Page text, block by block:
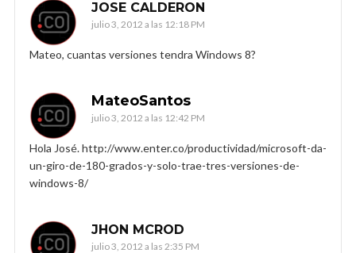
JOSE CALDERON
julio 3, 2012 a las 12:18 PM
Mateo, cuantas versiones tendra Windows 8?
MateoSantos
julio 3, 2012 a las 12:42 PM
Hola José. http://www.enter.co/productividad/microsoft-da-
un-giro-de-180-grados-y-solo-trae-tres-versiones-de-
windows-8/
JHON MCROD
julio 3, 2012 a las 2:35 PM